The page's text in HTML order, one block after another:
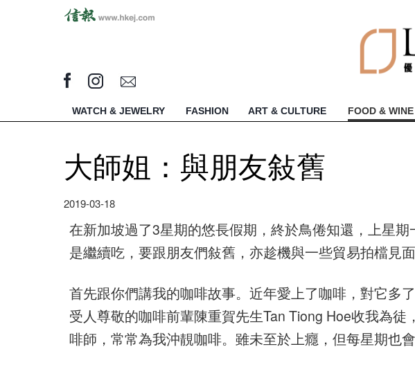
WATCH & JEWELRY FASHION ART & CULTURE FOOD & WINE
大師姐：與朋友敍舊
2019-03-18
在新加坡過了3星期的悠長假期，終於鳥倦知還，上星
是繼續吃，要跟朋友們敍舊，亦趁機與一些貿易拍檔見
首先跟你們講我的咖啡故事。近年愛上了咖啡，對它多
受人尊敬的咖啡前輩陳重賀先生Tan Tiong Hoe收我為
啡師，常常為我沖靚咖啡。雖未至於上癮，但每星期也